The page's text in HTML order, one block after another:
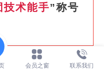
技术能手”称号
会员之窗 联系我们